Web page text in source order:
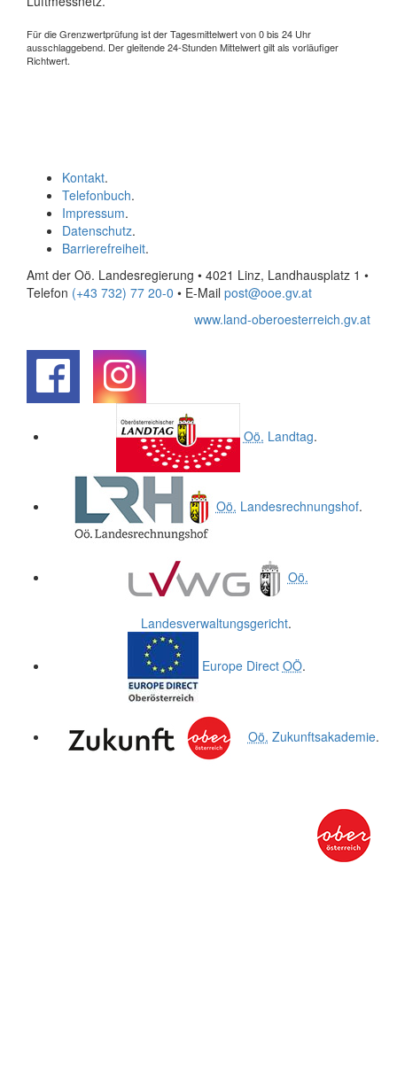
Für die Grenzwertprüfung ist der Tagesmittelwert von 0 bis 24 Uhr
ausschlaggebend. Der gleitende 24-Stunden Mittelwert gilt als vorläufiger
Richtwert.
Kontakt.
Telefonbuch.
Impressum.
Datenschutz.
Barrierefreiheit.
Amt der Oö. Landesregierung • 4021 Linz, Landhausplatz 1 •
Telefon (+43 732) 77 20-0 • E-Mail post@ooe.gv.at
www.land-oberoesterreich.gv.at
Oö. Landtag.
Oö. Landesrechnungshof.
Oö.
Landesverwaltungsgericht.
Europe Direct OÖ.
Oö. Zukunftsakademie.